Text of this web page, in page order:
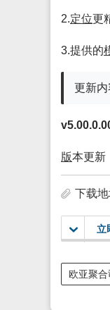
2.定位更
3.提供的
更新内
版本更新
下载
立
欧亚聚